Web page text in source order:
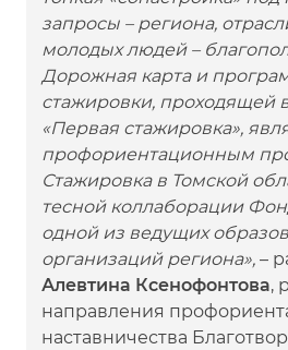
запросы – региона,
молодых людей –
Дорожная карта и
стажировки, проходящей
«Первая стажировка»,
профориентационным
Стажировка в Томской
тесной коллаборации
одной из ведущих
организаций региона», –
Алевтина Ксенофонтова,
направления
наставничества